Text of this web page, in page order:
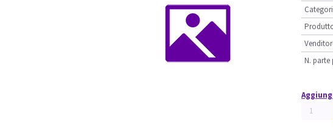
N.